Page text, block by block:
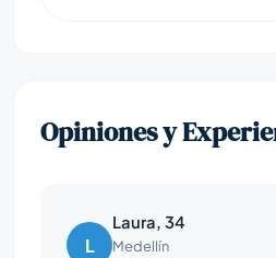
Opiniones y
L
Laura, 34
Medellín